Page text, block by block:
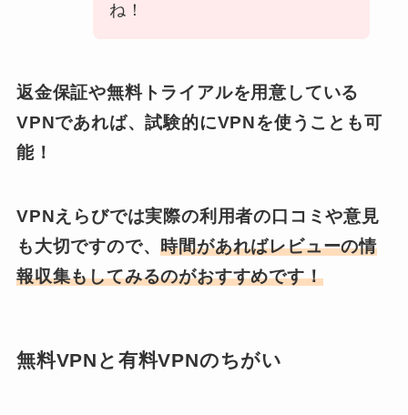
ね！
返金保証や無料トライアルを用意している
VPNであれば、試験的にVPNを使うことも可
能！
VPNえらびでは実際の利用者の口コミや意見
も大切ですので、時間があればレビューの情
報収集もしてみるのがおすすめです！
無料VPNと有料VPNのちがい